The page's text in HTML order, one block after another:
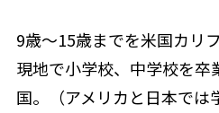
9歳〜15歳までを米国カリ
現地で小学校、中学校を卒
国。（アメリカと日本では